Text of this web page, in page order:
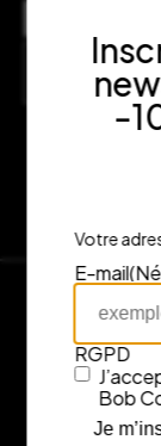
Consulter
-
Votre
E-mail
RGPD
Bob
Je